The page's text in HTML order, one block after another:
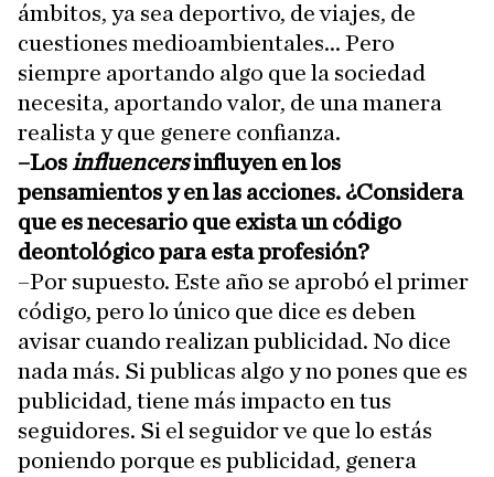
ámbitos, ya sea deportivo, de viajes, de
cuestiones medioambientales... Pero
siempre aportando algo que la sociedad
necesita, aportando valor, de una manera
realista y que genere confianza.
–Los influencersinfluyen en los
pensamientos y en las acciones. ¿Considera
que es necesario que exista un código
deontológico para esta profesión?
–Por supuesto. Este año se aprobó el primer
código, pero lo único que dice es deben
avisar cuando realizan publicidad. No dice
nada más. Si publicas algo y no pones que es
publicidad, tiene más impacto en tus
seguidores. Si el seguidor ve que lo estás
poniendo porque es publicidad, genera